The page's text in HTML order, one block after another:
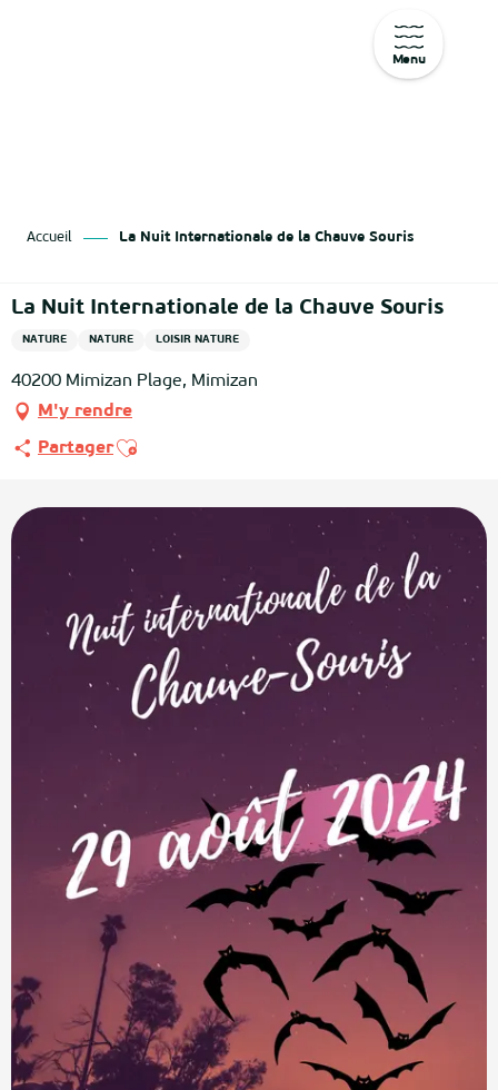
Menu
Accueil La Nuit Internationale de la Chauve Souris
La Nuit Internationale de la Chauve Souris
NATURE NATURE LOISIR NATURE
40200 Mimizan Plage, Mimizan
M'y rendre
PartagerAjouter aux favoris